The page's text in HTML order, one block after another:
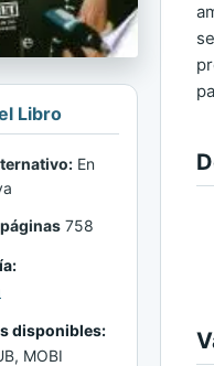
Libro
En
758
disponibles:
MOBI